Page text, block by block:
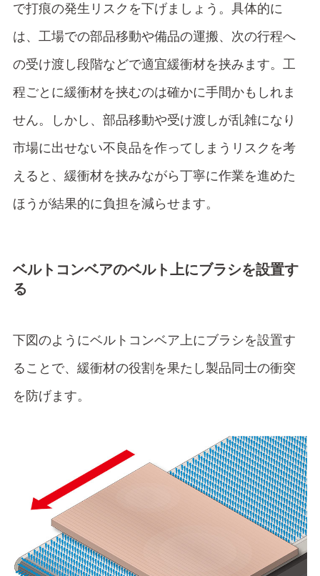
で打痕の発生リスクを下げましょう。具体的に
は、工場での部品移動や備品の運搬、次の行程へ
の受け渡し段階などで適宜緩衝材を挟みます。工
程ごとに緩衝材を挟むのは確かに手間かもしれま
せん。しかし、部品移動や受け渡しが乱雑になり
市場に出せない不良品を作ってしまうリスクを考
えると、緩衝材を挟みながら丁寧に作業を進めた
ほうが結果的に負担を減らせます。
ベルトコンベアのベルト上にブラシを設置す
る
下図のようにベルトコンベア上にブラシを設置す
ることで、緩衝材の役割を果たし製品同士の衝突
を防げます。